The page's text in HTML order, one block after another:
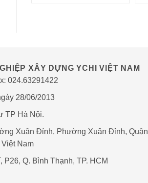
XÂY DỰNG YCHI VIỆT NAM
024.63291422
28/06/2013
TP Hà Nội.
Xuân Đỉnh, Phường Xuân Đỉnh, Quận
Nam
P26, Q. Bình Thạnh, TP. HCM